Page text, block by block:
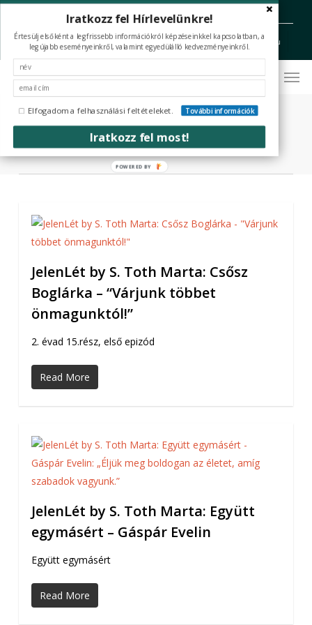
Skip
content
facebookyoutubeinstagram
tiktok
Hívj Minket: +36 70 394 5336 (H-P 09-16) office@coaching-nlp.hu
Tag
Fésűs Nelly
JelenLét by S. Toth Marta: Csősz
Boglárka – “Várjunk többet
önmagunktól!”
2. évad 15.rész, első epizód
Read More
JelenLét by S. Toth Marta: Együtt
egymásért – Gáspár Evelin
Együtt egymásért
Read More
Iratkozz fel Hírlevelünkre!
Értesülj elsőként a legfrissebb információkról képzéseinkkel kapcsolatban, a
legújabb eseményeinkről, valamint egyedülálló kedvezményeinkről.
Iratkozz fel most!
Elfogadom a felhasználási feltételeket. További információk
POWERED BY